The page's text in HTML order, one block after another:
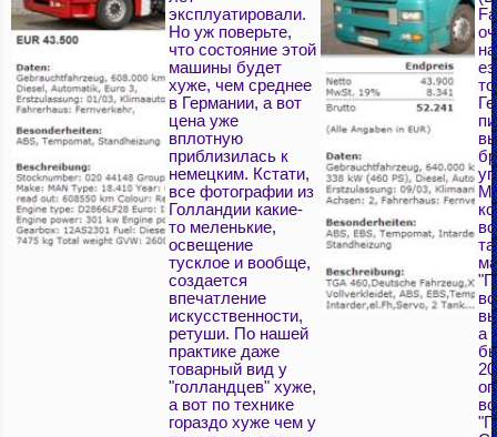
эксплуатировали.
Но уж поверьте,
что состояние этой
машины будет
хуже, чем среднее
в Германии, а вот
цена уже
вплотную
приблизилась к
немецким. Кстати,
все фотографии из
Голландии какие-
то меленькие,
освещение
тусклое и вообще,
создается
впечатление
искусственности,
ретуши. По нашей
практике даже
товарный вид у
"голландцев" хуже,
а вот по технике
гораздо хуже чем у
а